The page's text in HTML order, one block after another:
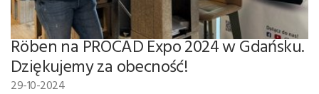
Röben na PROCAD Expo 2024 w Gdańsku.
Dziękujemy za obecność!
29-10-2024